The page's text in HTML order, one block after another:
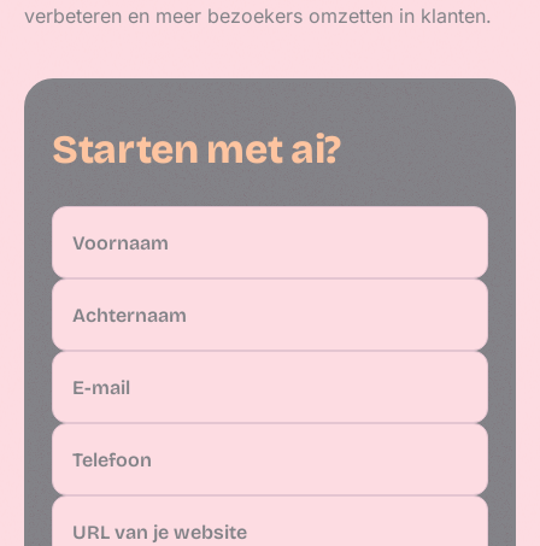
verbeteren en meer bezoekers omzetten in klanten.
Starten met ai?